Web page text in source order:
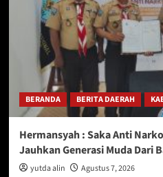
BERANDA BERITA DAERAH
Hermansyah : Saka Anti
Jauhkan Generasi Muda Dari
yutda alin Agustus 7, 2026